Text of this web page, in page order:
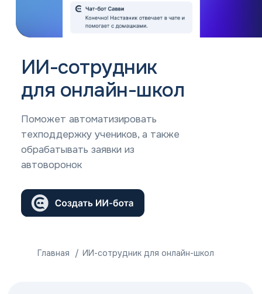
ИИ-сотрудник
для онлайн-школ
Поможет автоматизировать
техподдержку учеников, а также
обрабатывать заявки из
автоворонок
/ ИИ-сотрудник для онлайн-школ
Главная